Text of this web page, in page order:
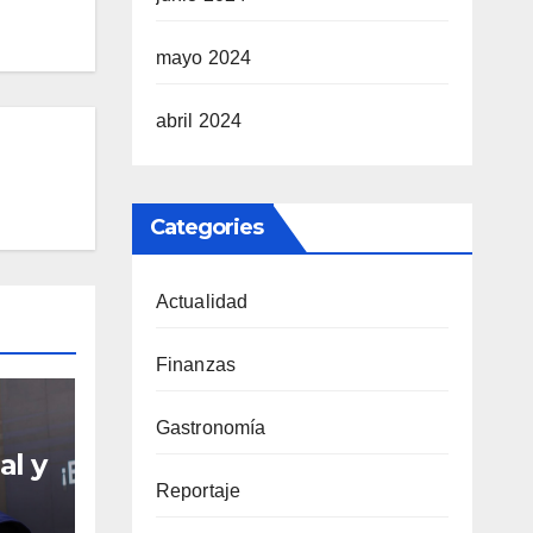
y
mayo 2024
abril 2024
Categories
Actualidad
Finanzas
Gastronomía
Reportaje